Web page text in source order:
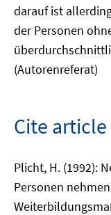
darauf ist
der Personen
(Autorenreferat)
Cite article
Plicht, H. (1992):
Personen